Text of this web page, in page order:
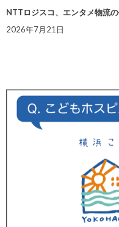
NTTロジスコ、エンタメ物流
2026年7月21日